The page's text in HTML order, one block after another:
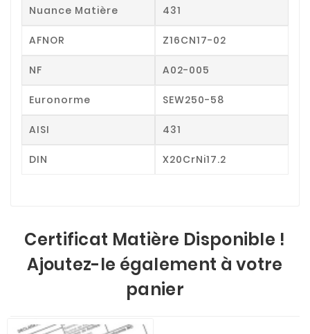
Nuance Matière 431
AFNOR Z16CN17-02
NF A02-005
Euronorme SEW250-58
AISI 431
DIN X20CrNi17.2
Certificat Matière Disponible !
Ajoutez-le également à votre
panier